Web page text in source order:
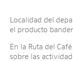
Localidad del
el producto
En la Ruta del
sobre las